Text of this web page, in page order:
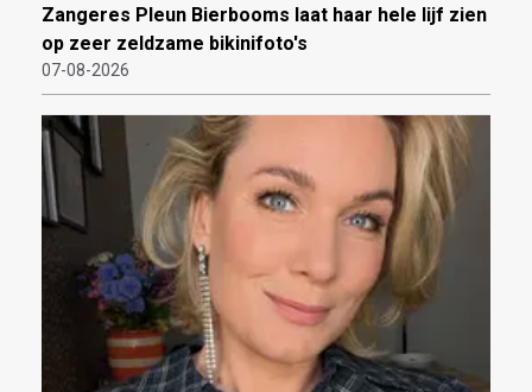
Zangeres Pleun Bierbooms laat haar hele lijf zien
op zeer zeldzame bikinifoto's
07-08-2026